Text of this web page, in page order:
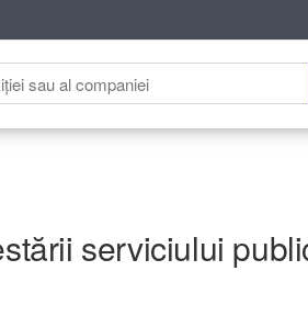
serviciului